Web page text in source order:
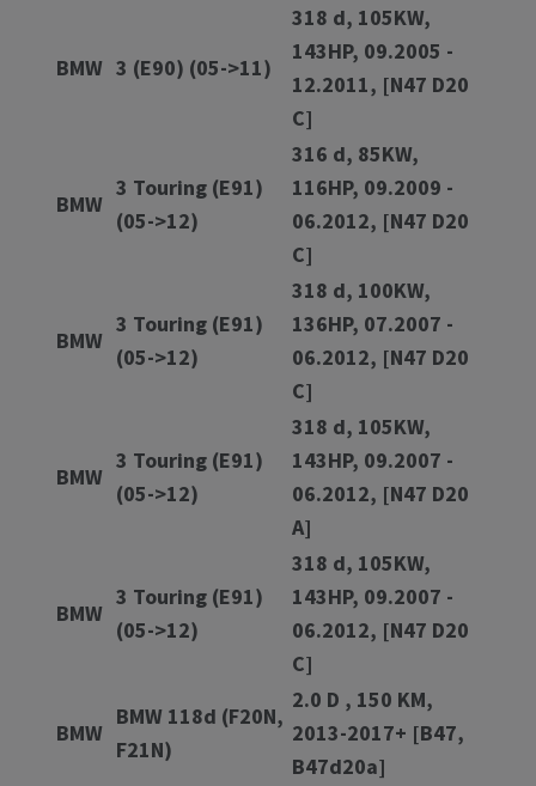
BMW 3 (E90) (05->11)
318 d, 105KW,
143HP, 09.2005 -
12.2011, [N47 D20
C]
BMW
3 Touring (E91)
(05->12)
316 d, 85KW,
116HP, 09.2009 -
06.2012, [N47 D20
C]
BMW
3 Touring (E91)
(05->12)
318 d, 100KW,
136HP, 07.2007 -
06.2012, [N47 D20
C]
BMW
3 Touring (E91)
(05->12)
318 d, 105KW,
143HP, 09.2007 -
06.2012, [N47 D20
A]
BMW
3 Touring (E91)
(05->12)
318 d, 105KW,
143HP, 09.2007 -
06.2012, [N47 D20
C]
BMW
BMW 118d (F20N,
F21N)
2.0 D , 150 KM,
2013-2017+ [B47,
B47d20a]